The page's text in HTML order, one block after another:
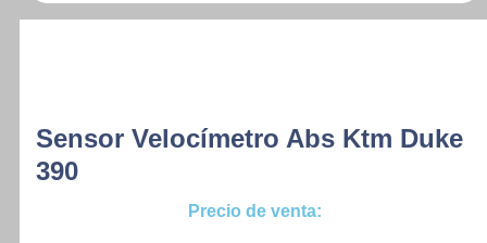
Sensor Velocímetro Abs Ktm Duke
390
Precio de venta: